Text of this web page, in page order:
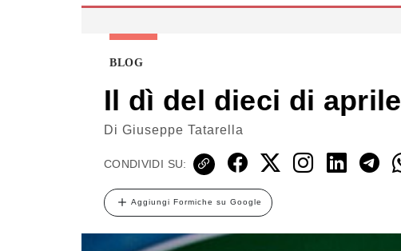
BLOG
Il dì del dieci di aprile
Di Giuseppe Tatarella
CONDIVIDI SU:
Aggiungi Formiche su Google